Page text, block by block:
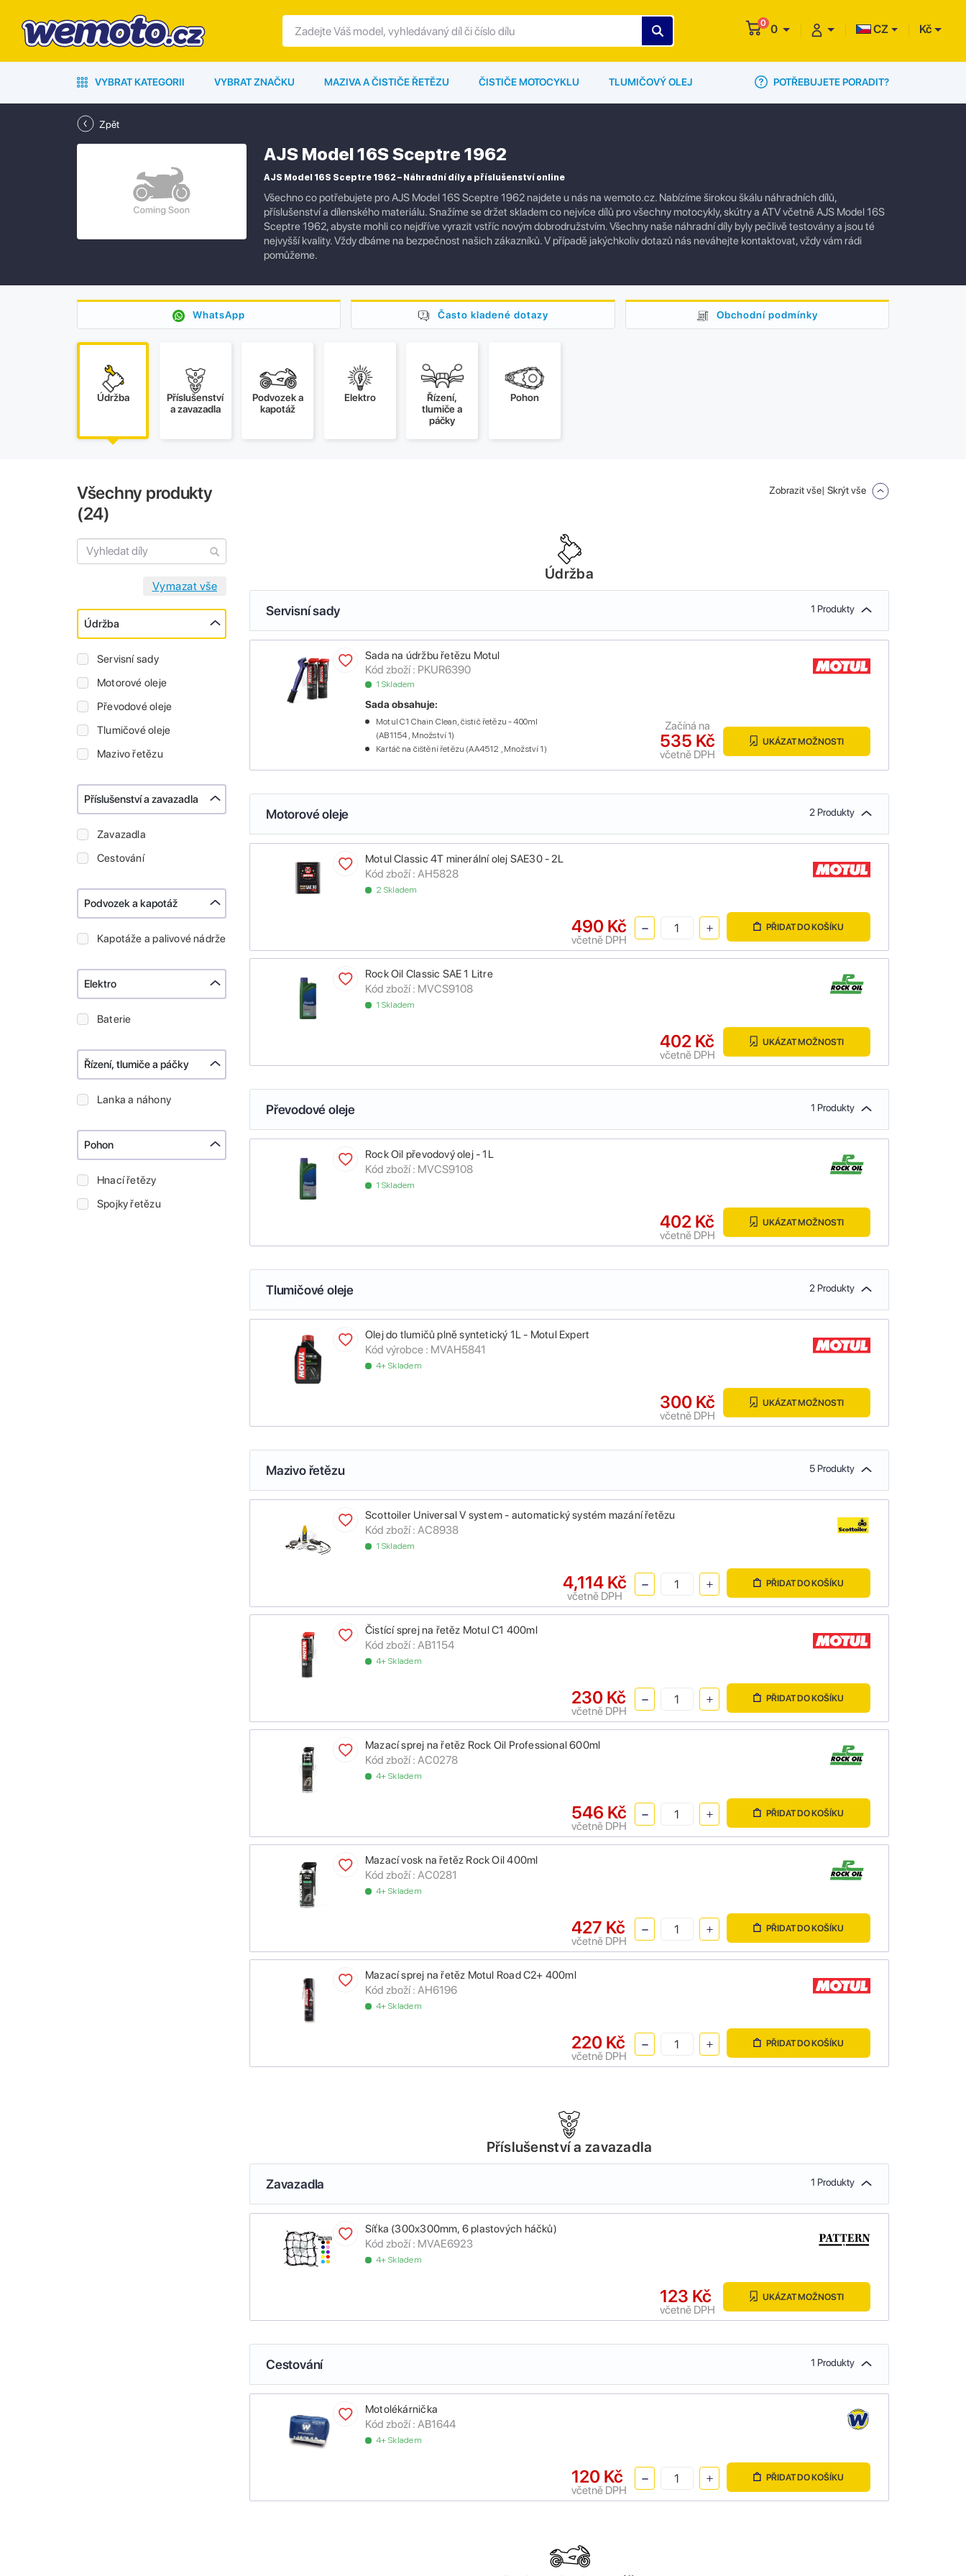
0 0 CZ Kč
VYBRAT KATEGORII VYBRAT ZNAČKU MAZIVA A ČISTIČE ŘETĚZU ČISTIČE MOTOCYKLU TLUMIČOVÝ OLEJ POTŘEBUJETE PORADIT?
Zpět
AJS Model 16S Sceptre 1962
AJS Model 16S Sceptre 1962 – Náhradní díly a příslušenství online
Všechno co potřebujete pro AJS Model 16S Sceptre 1962 najdete u nás na wemoto.cz. Nabízíme širokou škálu náhradních dílů,
příslušenství a dílenského materiálu. Snažíme se držet skladem co nejvíce dílů pro všechny motocykly, skútry a ATV včetně AJS Model 16S
Sceptre 1962, abyste mohli co nejdříve vyrazit vstříc novým dobrodružstvím. Všechny naše náhradní díly byly pečlivě testovány a jsou té
nejvyšší kvality. Vždy dbáme na bezpečnost našich zákazníků. V případě jakýchkoliv dotazů nás neváhejte kontaktovat, vždy vám rádi
pomůžeme.
WhatsApp Často kladené dotazy Obchodní podmínky
Údržba
Příslušenství
a zavazadla
Podvozek a
kapotáž
Elektro
Řízení,
tlumiče a
páčky
Pohon
Všechny produkty
(24)
Údržba
Servisní sady
Motorové oleje
Převodové oleje
Tlumičové oleje
Mazivo řetězu
Příslušenství a zavazadla
Zavazadla
Cestování
Podvozek a kapotáž
Kapotáže a palivové nádrže
Elektro
Baterie
Řízení, tlumiče a páčky
Lanka a náhony
Pohon
Hnací řetězy
Spojky řetězu
Zobrazit vše| Skrýt vše
Údržba
Servisní sady 1 Produkty
Sada na údržbu řetězu Motul
Kód zboží : PKUR6390
1 Skladem
Sada obsahuje:
Motul C1 Chain Clean, čistič řetězu - 400ml
(AB1154 , Množství 1)
Kartáč na čištění řetězu (AA4512 , Množství 1)
535 Kč
včetně DPH
Začíná na
UKÁZAT MOŽNOSTI
Motorové oleje 2 Produkty
Motul Classic 4T minerální olej SAE30 - 2L
Kód zboží : AH5828
2 Skladem
490 Kč
včetně DPH
PŘIDAT DO KOŠÍKU
Rock Oil Classic SAE 1 Litre
Kód zboží : MVCS9108
1 Skladem
402 Kč
včetně DPH
UKÁZAT MOŽNOSTI
Převodové oleje 1 Produkty
Rock Oil převodový olej - 1L
Kód zboží : MVCS9108
1 Skladem
402 Kč
včetně DPH
UKÁZAT MOŽNOSTI
Tlumičové oleje 2 Produkty
Olej do tlumičů plně syntetický 1L - Motul Expert
Kód výrobce : MVAH5841
4+ Skladem
300 Kč
včetně DPH
UKÁZAT MOŽNOSTI
Mazivo řetězu 5 Produkty
Scottoiler Universal V system - automatický systém mazání řetězu
Kód zboží : AC8938
1 Skladem
4,114 Kč
včetně DPH
PŘIDAT DO KOŠÍKU
Čistící sprej na řetěz Motul C1 400ml
Kód zboží : AB1154
4+ Skladem
230 Kč
včetně DPH
PŘIDAT DO KOŠÍKU
Mazací sprej na řetěz Rock Oil Professional 600ml
Kód zboží : AC0278
4+ Skladem
546 Kč
včetně DPH
PŘIDAT DO KOŠÍKU
Mazací vosk na řetěz Rock Oil 400ml
Kód zboží : AC0281
4+ Skladem
427 Kč
včetně DPH
PŘIDAT DO KOŠÍKU
Mazací sprej na řetěz Motul Road C2+ 400ml
Kód zboží : AH6196
4+ Skladem
220 Kč
včetně DPH
PŘIDAT DO KOŠÍKU
Příslušenství a zavazadla
Zavazadla 1 Produkty
Síťka (300x300mm, 6 plastových háčků)
Kód zboží : MVAE6923
4+ Skladem
123 Kč
včetně DPH
UKÁZAT MOŽNOSTI
Cestování 1 Produkty
Motolékárnička
Kód zboží : AB1644
4+ Skladem
120 Kč
včetně DPH
PŘIDAT DO KOŠÍKU